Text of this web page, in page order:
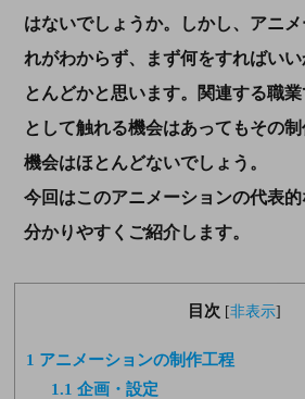
はないでしょうか。しかし、アニ
れがわからず、まず何をすればい
とんどかと思います。関連する職
として触れる機会はあってもその
機会はほとんどないでしょう。
今回はこのアニメーションの代表
分かりやすくご紹介します。
目次 [非表示]
1 アニメーションの制作工程
1.1 企画・設定